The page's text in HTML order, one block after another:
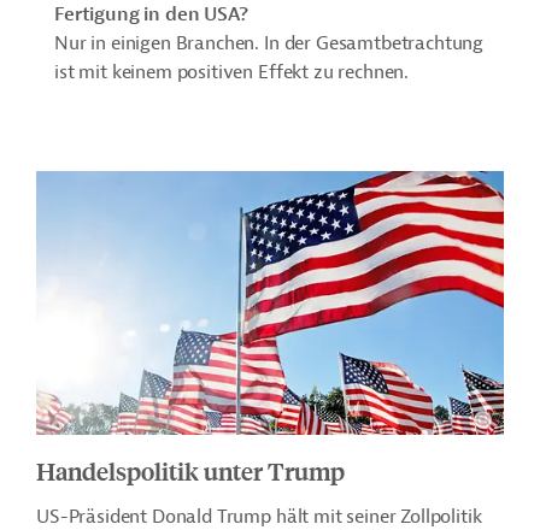
Fertigung in den USA?
Nur in einigen Branchen. In der Gesamtbetrachtung
ist mit keinem positiven Effekt zu rechnen.
Handelspolitik unter Trump
US-Präsident Donald Trump hält mit seiner Zollpolitik